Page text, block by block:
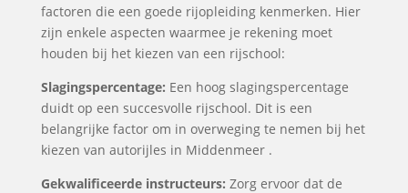
factoren die een goede rijopleiding kenmerken. Hier
zijn enkele aspecten waarmee je rekening moet
houden bij het kiezen van een rijschool:
Slagingspercentage: Een hoog slagingspercentage
duidt op een succesvolle rijschool. Dit is een
belangrijke factor om in overweging te nemen bij het
kiezen van autorijles in Middenmeer .
Gekwalificeerde instructeurs: Zorg ervoor dat de